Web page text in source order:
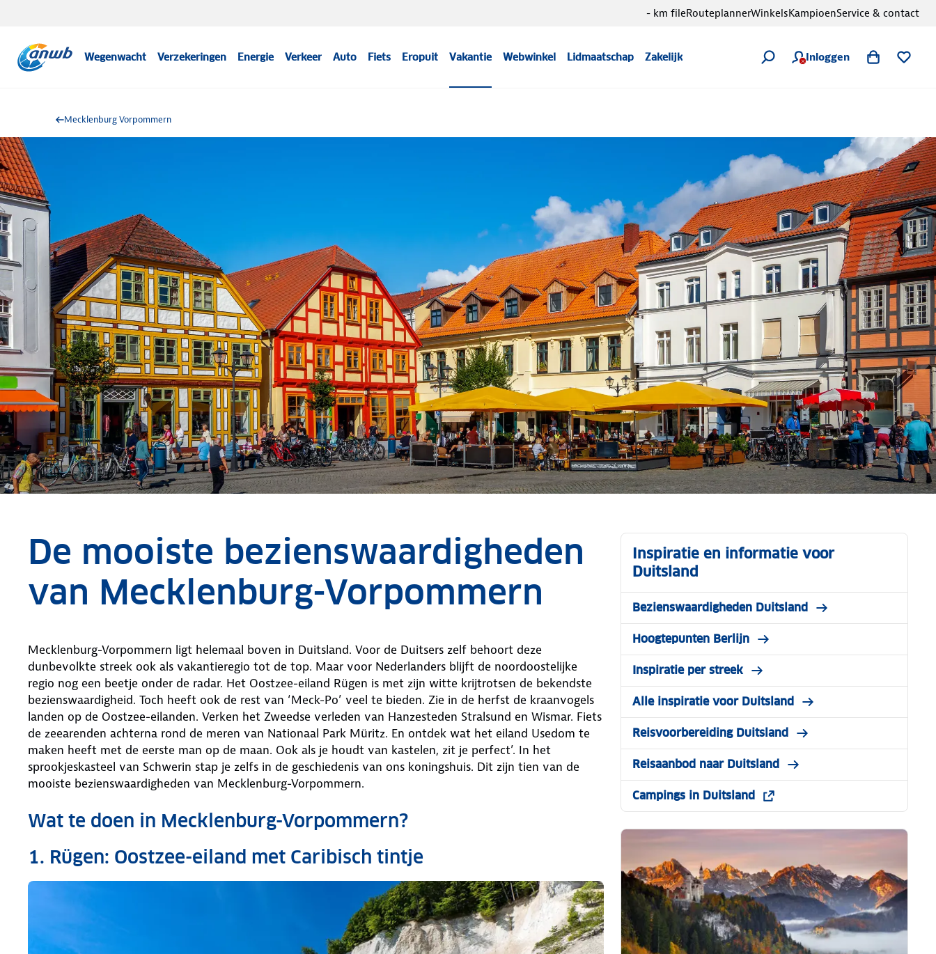
Wegenwacht Verzekeringen Energie Verkeer Auto Fiets Eropuit Vakantie Webwinkel Lidmaatschap Zakelijk Inloggen
- km fileRouteplannerWinkelsKampioenService & contact
Mecklenburg Vorpommern
De mooiste bezienswaardigheden
van Mecklenburg-Vorpommern
Mecklenburg-Vorpommern ligt helemaal boven in Duitsland. Voor de Duitsers zelf behoort deze
dunbevolkte streek ook als vakantieregio tot de top. Maar voor Nederlanders blijft de noordoostelijke
regio nog een beetje onder de radar. Het Oostzee-eiland Rügen is met zijn witte krijtrotsen de bekendste
bezienswaardigheid. Toch heeft ook de rest van ‘Meck-Po’ veel te bieden. Zie in de herfst de kraanvogels
landen op de Oostzee-eilanden. Verken het Zweedse verleden van Hanzesteden Stralsund en Wismar. Fiets
de zeearenden achterna rond de meren van Nationaal Park Müritz. En ontdek wat het eiland Usedom te
maken heeft met de eerste man op de maan. Ook als je houdt van kastelen, zit je perfect’. In het
sprookjeskasteel van Schwerin stap je zelfs in de geschiedenis van ons koningshuis. Dit zijn tien van de
mooiste bezienswaardigheden van Mecklenburg-Vorpommern.
Wat te doen in Mecklenburg-Vorpommern?
1. Rügen: Oostzee-eiland met Caribisch tintje
Inspiratie en informatie voor
Duitsland
Bezienswaardigheden Duitsland
Hoogtepunten Berlijn
Inspiratie per streek
Alle inspiratie voor Duitsland
Reisvoorbereiding Duitsland
Reisaanbod naar Duitsland
Campings in Duitsland